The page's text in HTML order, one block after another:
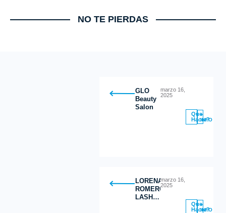
NO TE PIERDAS
GLO
Beauty
Salon
marzo 16,
2025
Que
Hacer?
+
INFO
LORENA
ROMERO
LASH
marzo 16,
2025
Que
Hacer?
+
INFO